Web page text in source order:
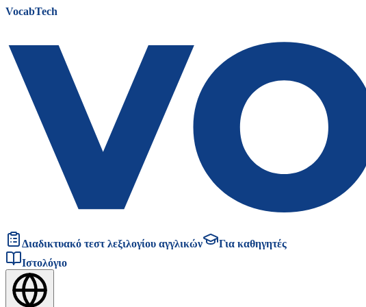
VocabTech
Διαδικτυακό τεστ λεξιλογίου αγγλικών
Για καθηγητές
Ιστολόγιο